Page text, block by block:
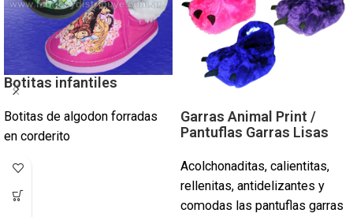
Botitas infantiles
Botitas de algodon forradas
en corderito
Garras Animal Print /
Pantuflas Garras Lisas
Acolchonaditas, calientitas,
rellenitas, antidelizantes y
comodas las pantuflas garras